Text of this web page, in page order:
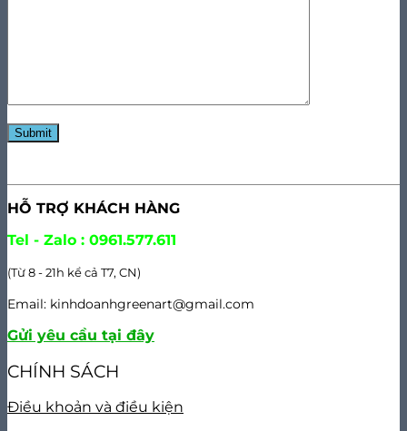
HỖ TRỢ KHÁCH HÀNG
Tel - Zalo : 0961.577.611
(Từ 8 - 21h kể cả T7, CN)
Email: kinhdoanhgreenart@gmail.com
Gửi yêu cầu tại đây
CHÍNH SÁCH
Điều khoản và điều kiện